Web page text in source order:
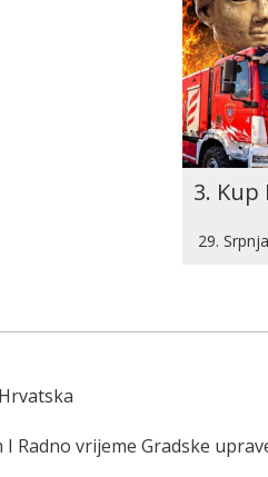
3. Kup
29.
I Radno vrijeme Gradske